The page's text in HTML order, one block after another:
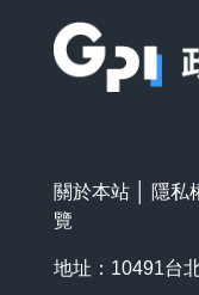
關於本站 隱私
覽
地址：10491台